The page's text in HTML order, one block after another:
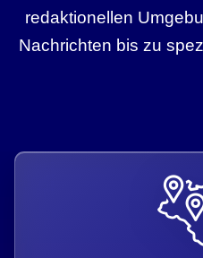
redaktionellen
Nachrichten bis zu